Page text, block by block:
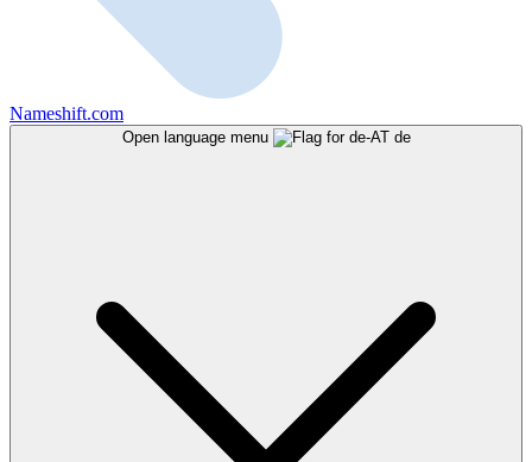
Nameshift.com
Open language menu de